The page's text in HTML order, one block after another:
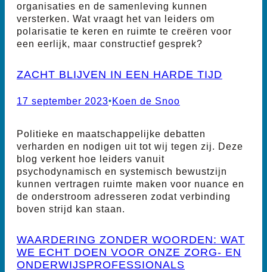
organisaties en de samenleving kunnen
versterken. Wat vraagt het van leiders om
polarisatie te keren en ruimte te creëren voor
een eerlijk, maar constructief gesprek?
ZACHT BLIJVEN IN EEN HARDE TIJD
17 september 2023•Koen de Snoo
Politieke en maatschappelijke debatten
verharden en nodigen uit tot wij tegen zij. Deze
blog verkent hoe leiders vanuit
psychodynamisch en systemisch bewustzijn
kunnen vertragen ruimte maken voor nuance en
de onderstroom adresseren zodat verbinding
boven strijd kan staan.
WAARDERING ZONDER WOORDEN: WAT
WE ECHT DOEN VOOR ONZE ZORG- EN
ONDERWIJSPROFESSIONALS